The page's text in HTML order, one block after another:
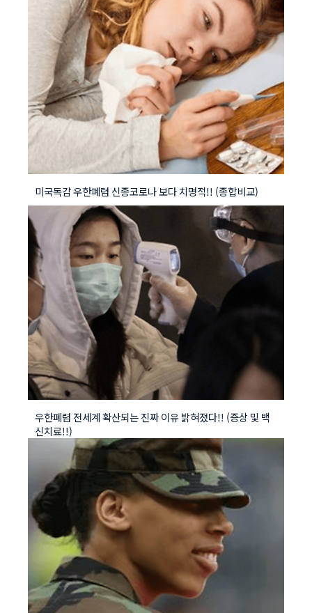
미국독감 우한폐렴 신종코로나 보다 치명적!! (종합비교)
우한폐렴 전세계 확산되는 진짜 이유 밝혀졌다!! (증상 및 백
신치료!!)